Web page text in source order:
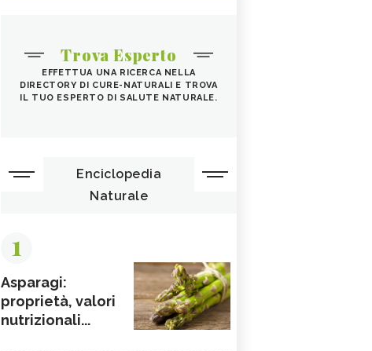
Trova Esperto
EFFETTUA UNA RICERCA NELLA
DIRECTORY DI CURE-NATURALI E TROVA
IL TUO ESPERTO DI SALUTE NATURALE.
Enciclopedia
Naturale
1
Asparagi:
proprietà, valori
nutrizionali...